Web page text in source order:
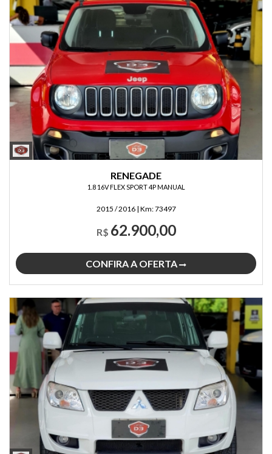
RENEGADE
1.8 16V FLEX SPORT 4P MANUAL
2015 / 2016 | Km:73497
R$ 62.900,00
CONFIRA A OFERTA